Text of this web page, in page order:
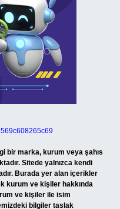
bir marka, kurum veya şahıs
Sitede yalnızca kendi
Burada yer alan içerikler
kurum ve kişiler hakkında
ve kişiler ile isim
bilgiler taslak